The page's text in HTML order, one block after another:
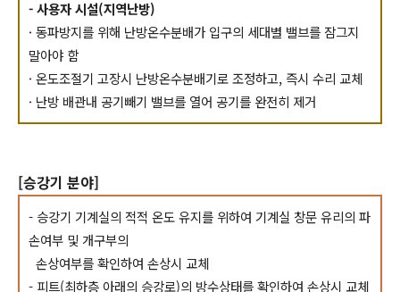
- 사용자 시설(지역난방)
· 동파방지를 위해 난방온수분배가 입구의 세대별 밸브를 잠그지
말아야 함
· 온도조절기 고장시 난방온수분배기로 조정하고, 즉시 수리 교체
· 난방 배관내 공기빼기 밸브를 열어 공기를 완전히 제거
[승강기 분야]
- 승강기 기계실의 적적 온도 유지를 위하여 기계실 창문 유리의 파
손여부 및 개구부의
손상여부를 확인하여 손상시 교체
- 피트(최하층 아래의 승강로)의 방수상태를 확인하여 손상시 교체